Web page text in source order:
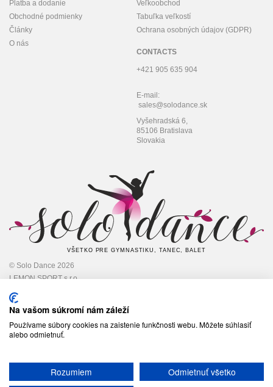
Platba a dodanie
Obchodné podmienky
Články
O nás
Veľkoobchod
Tabuľka veľkostí
Ochrana osobných údajov (GDPR)
CONTACTS
+421 905 635 904
E-mail:
sales@solodance.sk
Vyšehradská 6,
85106 Bratislava
Slovakia
VŠETKO PRE GYMNASTIKU, TANEC, BALET
© Solo Dance 2026
LEMON SPORT s.r.o
IČO: 45 348 545,
DIČ: 2022948301
Na vašom súkromí nám záleží
Používame súbory cookies na zaistenie funkčnosti webu. Môžete súhlasiť
alebo odmietnuť.
Rozumiem Odmietnuť všetko